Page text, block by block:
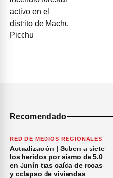
Recomendado
RED DE MEDIOS REGIONALES
Actualización | Suben a siete
los heridos por sismo de 5.0
en Junín tras caída de rocas
y colapso de viviendas